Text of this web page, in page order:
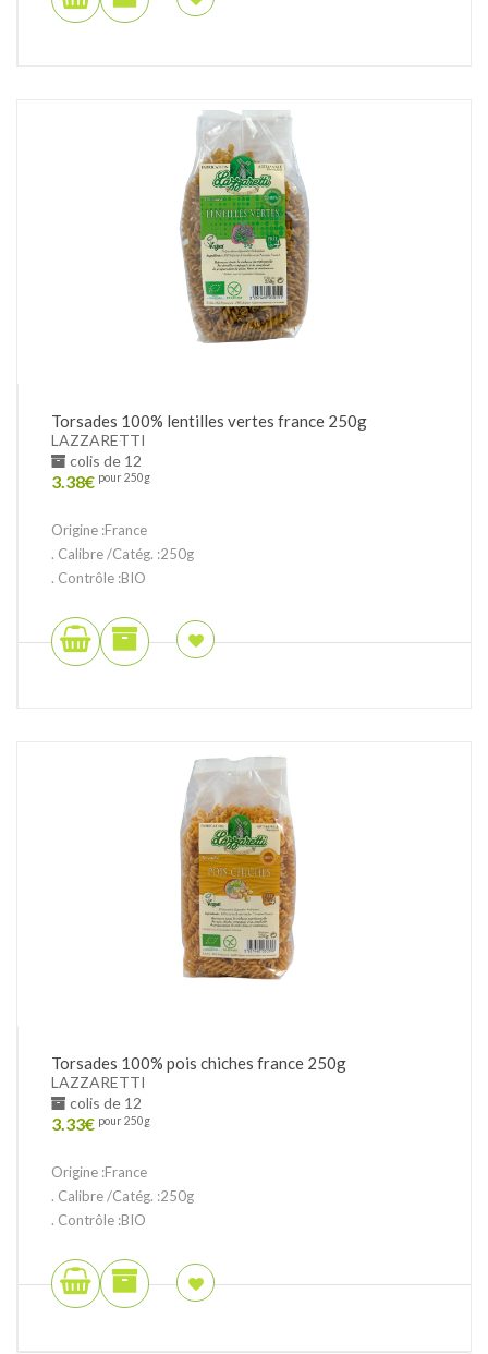
Torsades 100% lentilles vertes france 250g
LAZZARETTI
colis de 12
3.38€ pour 250g
Origine :France
. Calibre /Catég. :250g
. Contrôle :BIO
Torsades 100% pois chiches france 250g
LAZZARETTI
colis de 12
3.33€ pour 250g
Origine :France
. Calibre /Catég. :250g
. Contrôle :BIO